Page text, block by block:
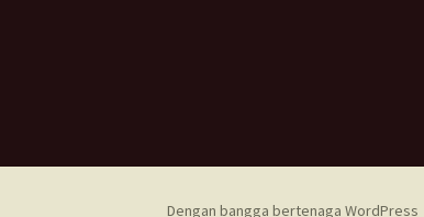
Dengan bangga bertenaga WordPress